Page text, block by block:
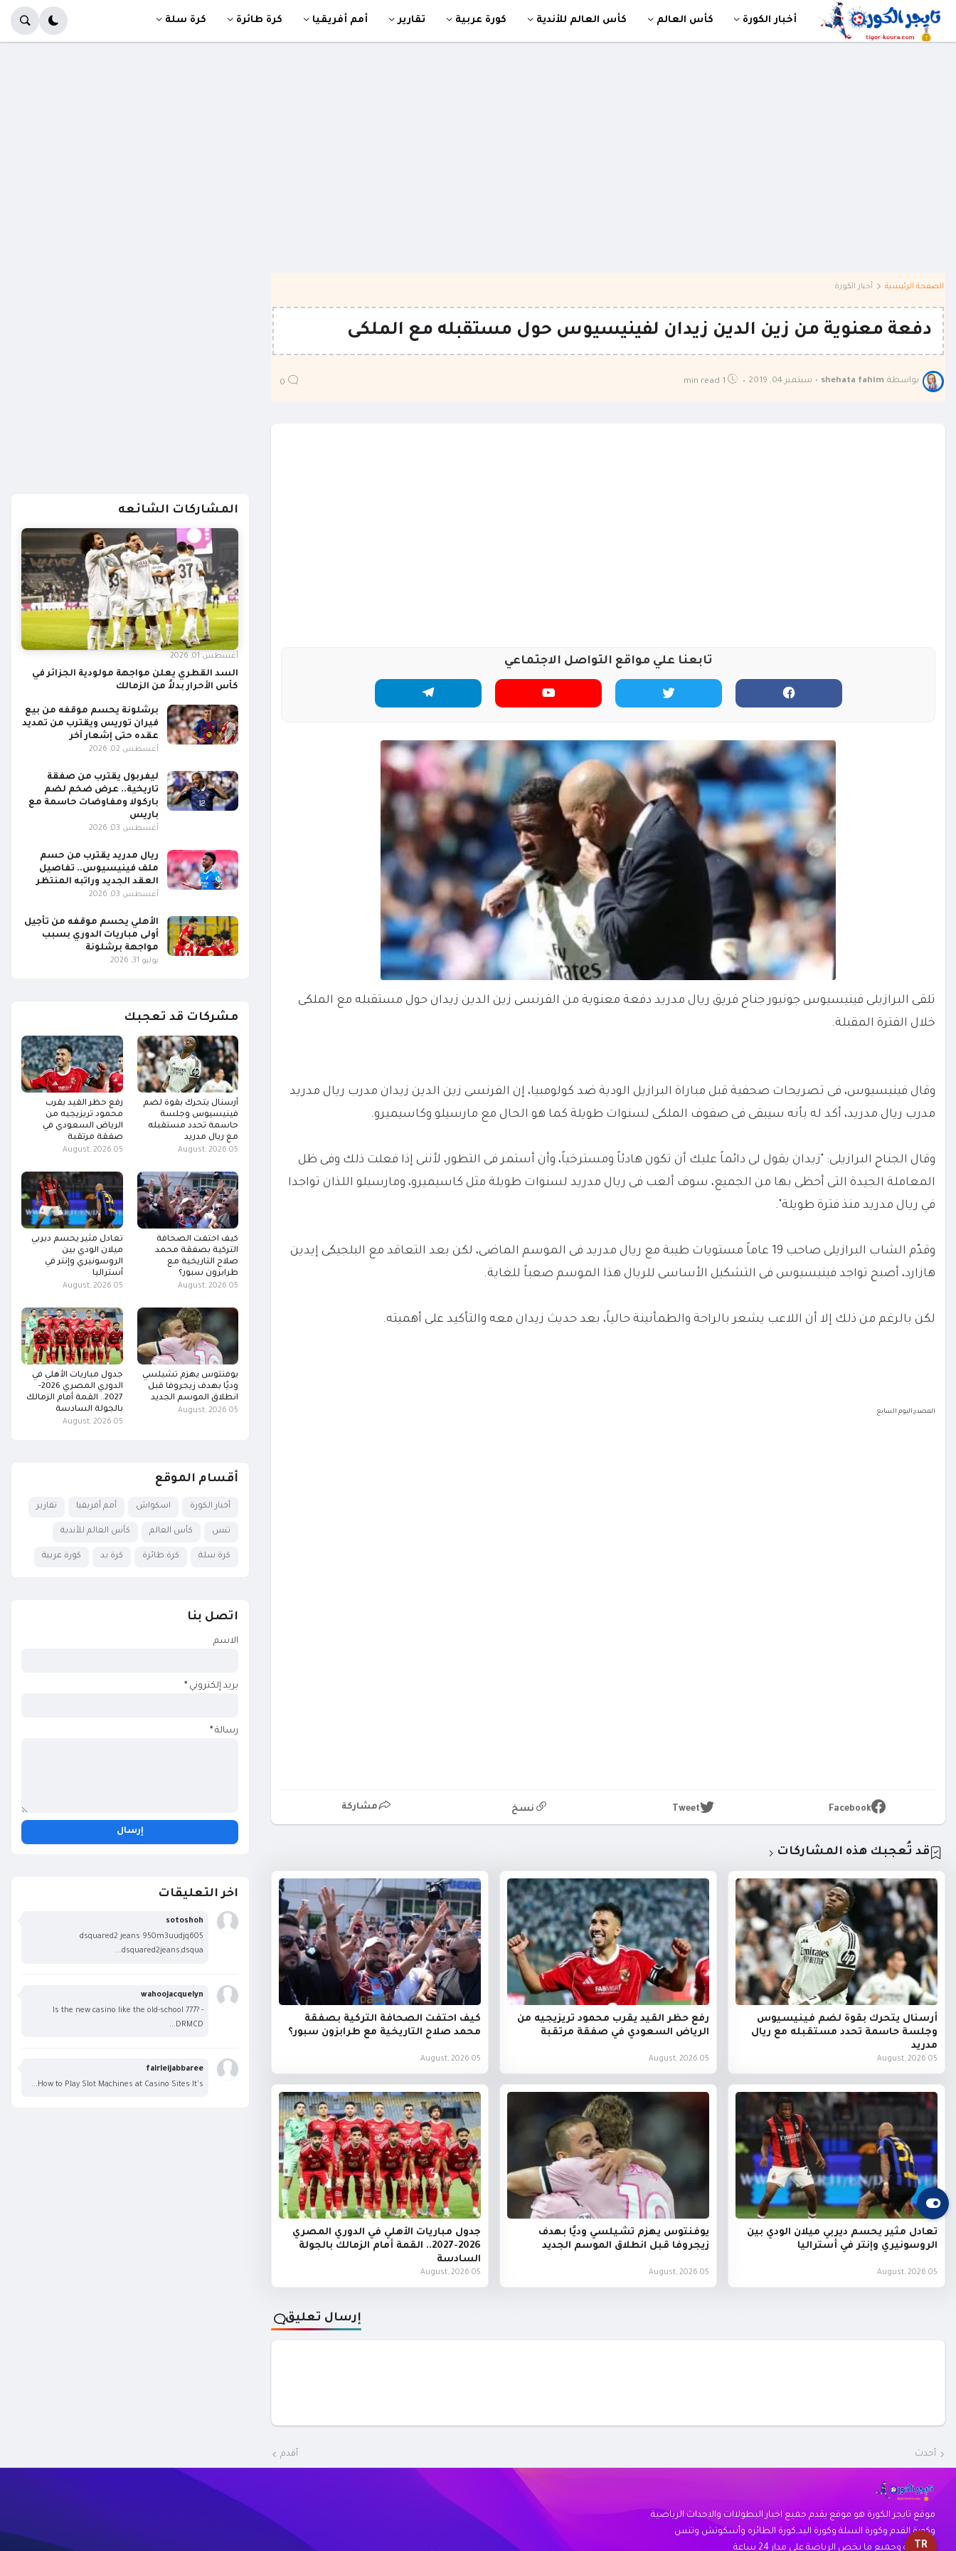
أخبار الكورة كأس العالم كأس العالم للأندية كورة عربية تقارير أمم أفريقيا كرة طائرة كرة سلة
الصفحة الرئيسية أخبار الكورة
دفعة معنوية من زين الدين زيدان لفينيسيوس حول مستقبله مع الملكى
بواسطة shehata fahim
• سبتمبر 04, 2019 •
1 min read
0
تابعنا علي مواقع التواصل الاجتماعي
تلقى البرازيلى فينيسيوس جونيور جناح فريق ريال مدريد دفعة معنوية من الفرنسى زين الدين زيدان حول مستقبله مع الملكى
خلال الفترة المقبلة.
وقال فينيسيوس، فى تصريحات صحفية قبل مباراة البرازيل الودية ضد كولومبيا، إن الفرنسى زين الدين زيدان مدرب ريال مدريد
مدرب ريال مدريد، أكد له بأنه سيبقى فى صفوف الملكى لسنوات طويلة كما هو الحال مع مارسيلو وكاسيميرو.
وقال الجناح البرازيلى: "زيدان يقول لى دائماً عليك أن تكون هادئاً ومسترخياً، وأن أستمر فى التطور، لأننى إذا فعلت ذلك وفى ظل
المعاملة الجيدة التى أحظى بها من الجميع، سوف ألعب فى ريال مدريد لسنوات طويلة مثل كاسيميرو، ومارسيلو اللذان تواجدا
في ريال مدريد منذ فترة طويلة".
وقدّم الشاب البرازيلى صاحب 19 عاماً مستويات طيبة مع ريال مدريد فى الموسم الماضى، لكن بعد التعاقد مع البلجيكى إيدين
هازارد، أصبح تواجد فينيسيوس فى التشكيل الأساسى للريال هذا الموسم صعباً للغاية.
لكن بالرغم من ذلك إلا أن اللاعب يشعر بالراحة والطمأنينة حالياً، بعد حديث زيدان معه والتأكيد على أهميته.
المصدر:اليوم السابع
Facebook
Tweet نسخ مشاركة
قد تُعجبك هذه المشاركات
أرسنال يتحرك بقوة لضم فينيسيوس
وجلسة حاسمة تحدد مستقبله مع ريال
مدريد
05 August, 2026
رفع حظر القيد يقرب محمود تريزيجيه من
الرياض السعودي في صفقة مرتقبة
05 August, 2026
كيف احتفت الصحافة التركية بصفقة
محمد صلاح التاريخية مع طرابزون سبور؟
05 August, 2026
تعادل مثير يحسم ديربي ميلان الودي بين
الروسونيري وإنتر في أستراليا
05 August, 2026
يوفنتوس يهزم تشيلسي وديًا بهدف
زيجروفا قبل انطلاق الموسم الجديد
05 August, 2026
جدول مباريات الأهلي في الدوري المصري
2026-2027.. القمة أمام الزمالك بالجولة
السادسة
05 August, 2026
إرسال تعليق
أحدث أقدم
المشاركات الشائعه
السد القطري يعلن مواجهة مولودية الجزائر في
كأس الأحرار بدلاً من الزمالك
أغسطس 01, 2026
برشلونة يحسم موقفه من بيع
فيران توريس ويقترب من تمديد
عقده حتى إشعار آخر
أغسطس 02, 2026
ليفربول يقترب من صفقة
تاريخية.. عرض ضخم لضم
باركولا ومفاوضات حاسمة مع
باريس
أغسطس 03, 2026
ريال مدريد يقترب من حسم
ملف فينيسيوس.. تفاصيل
العقد الجديد وراتبه المنتظر
أغسطس 03, 2026
الأهلي يحسم موقفه من تأجيل
أولى مباريات الدوري بسبب
مواجهة برشلونة
يوليو 31, 2026
مشركات قد تعجبك
أرسنال يتحرك بقوة لضم
فينيسيوس وجلسة
حاسمة تحدد مستقبله
مع ريال مدريد
05 August, 2026
رفع حظر القيد يقرب
محمود تريزيجيه من
الرياض السعودي في
صفقة مرتقبة
05 August, 2026
كيف احتفت الصحافة
التركية بصفقة محمد
صلاح التاريخية مع
طرابزون سبور؟
05 August, 2026
تعادل مثير يحسم ديربي
ميلان الودي بين
الروسونيري وإنتر في
أستراليا
05 August, 2026
يوفنتوس يهزم تشيلسي
وديًا بهدف زيجروفا قبل
انطلاق الموسم الجديد
05 August, 2026
جدول مباريات الأهلي في
الدوري المصري 2026-
2027.. القمة أمام الزمالك
بالجولة السادسة
05 August, 2026
أقسام الموقع
أخبار الكورة اسكواش أمم أفريقيا تقارير
تنس كأس العالم كأس العالم للأندية
كرة سلة كرة طائرة كرة يد كورة عربية
اتصل بنا
الاسم
بريد إلكتروني*
رسالة*
اخر التعليقات
sotoshoh
dsquared2 jeans 950m3uudjq605
dsquared2jeans,dsqua...
wahoojacquelyn
Is the new casino like the old-school 777? -
DRMCD...
fairleijabbaree
How to Play Slot Machines at Casino Sites It's...
موقع تايجر الكورة هو موقع يقدم جميع اخبار البطولاات والاحداث الرياضية
وكورة القدم وكورة السلة وكورة اليد,كورة الطائره وأسكوتش وتنس
وسباحة وجميع ما يخص الرياضة على مدار 24 ساعة
TR